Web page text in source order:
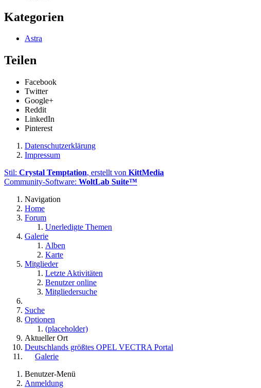
Kategorien
Astra
Teilen
Facebook
Twitter
Google+
Reddit
LinkedIn
Pinterest
Datenschutzerklärung
Impressum
Stil: Crystal Temptation, erstellt von KittMedia
Community-Software: WoltLab Suite™
Navigation
Home
Forum
Unerledigte Themen
Galerie
Alben
Karte
Mitglieder
Letzte Aktivitäten
Benutzer online
Mitgliedersuche
Suche
Optionen
(placeholder)
Aktueller Ort
Deutschlands größtes OPEL VECTRA Portal
Galerie
Benutzer-Menü
Anmeldung